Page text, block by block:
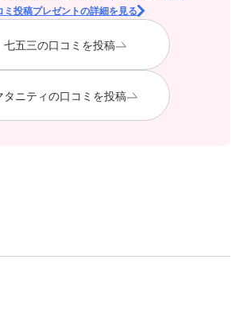
ミ投稿プレゼントの詳細を見る
七五三の口コミを投稿
タニティの口コミを投稿